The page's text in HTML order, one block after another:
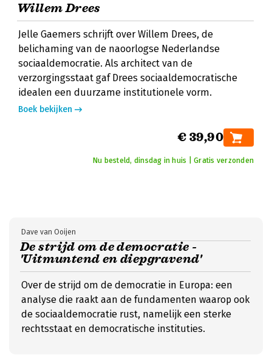
Willem Drees
Jelle Gaemers schrijft over Willem Drees, de
belichaming van de naoorlogse Nederlandse
sociaaldemocratie. Als architect van de
verzorgingsstaat gaf Drees sociaaldemocratische
idealen een duurzame institutionele vorm.
Boek bekijken
€ 39,90
Nu besteld, dinsdag in huis | Gratis verzonden
De strijd om de democratie -
'Uitmuntend en diepgravend'
Dave van Ooijen
Over de strijd om de democratie in Europa: een
analyse die raakt aan de fundamenten waarop ook
de sociaaldemocratie rust, namelijk een sterke
rechtsstaat en democratische instituties.